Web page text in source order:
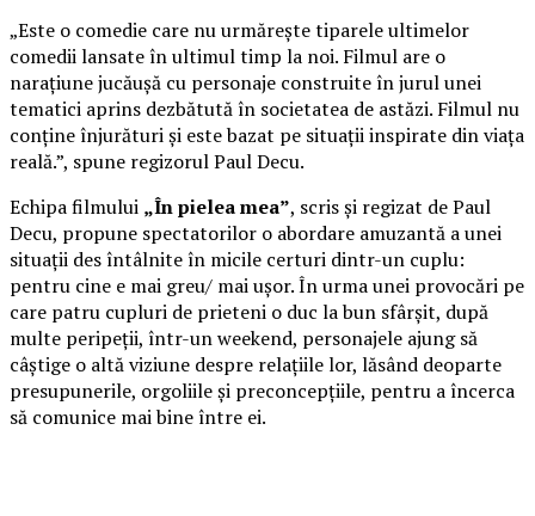
„Este o comedie care nu urmărește tiparele ultimelor
comedii lansate în ultimul timp la noi. Filmul are o
narațiune jucăușă cu personaje construite în jurul unei
tematici aprins dezbătută în societatea de astăzi. Filmul nu
conține înjurături și este bazat pe situații inspirate din viața
reală.”, spune regizorul Paul Decu.
Echipa filmului „În pielea mea”, scris și regizat de Paul
Decu, propune spectatorilor o abordare amuzantă a unei
situații des întâlnite în micile certuri dintr-un cuplu:
pentru cine e mai greu/ mai ușor. În urma unei provocări pe
care patru cupluri de prieteni o duc la bun sfârșit, după
multe peripeții, într-un weekend, personajele ajung să
câștige o altă viziune despre relațiile lor, lăsând deoparte
presupunerile, orgoliile și preconcepțiile, pentru a încerca
să comunice mai bine între ei.